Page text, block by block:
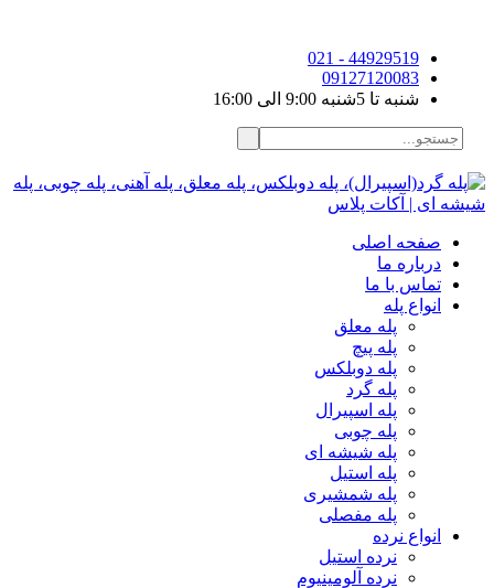
44929519 - 021
09127120083
شنبه تا 5شنبه 9:00 الی 16:00
صفحه اصلی
درباره ما
تماس با ما
انواع پله
پله معلق
پله پیچ
پله دوبلکس
پله گرد
پله اسپیرال
پله چوبی
پله شیشه ای
پله استیل
پله شمشیری
پله مفصلی
انواع نرده
نرده استیل
نرده آلومینیوم